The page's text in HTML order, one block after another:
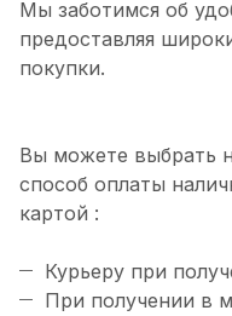
Мы заботимся об
предоставляя
покупки.
Вы можете выбрать
способ оплаты
картой :
Курьеру при
При получении в